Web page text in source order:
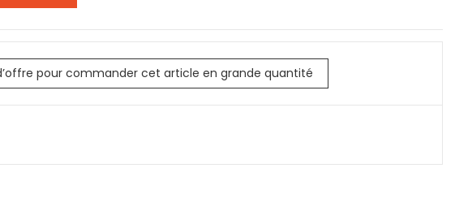
pour commander cet article en grande quantité